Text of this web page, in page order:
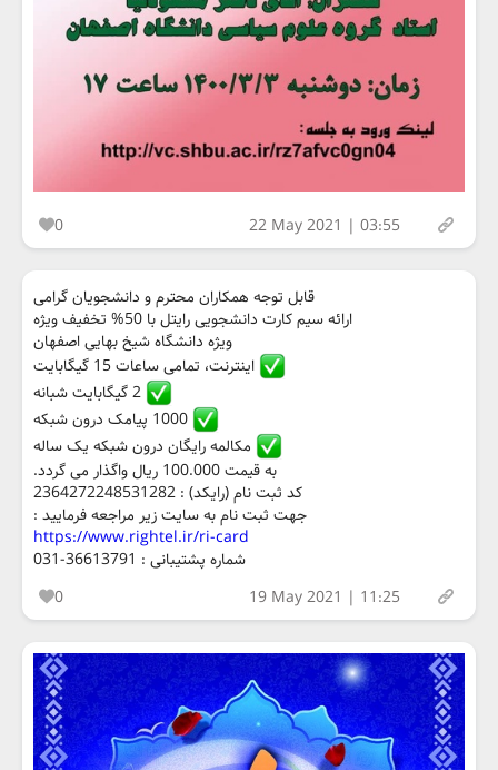
0 22 May 2021 | 03:55
قابل توجه همکاران محترم و دانشجویان گرامی
ارائه سیم کارت دانشجویی رایتل با 50% تخفیف ویژه
ویژه دانشگاه شیخ بهایی اصفهان
اینترنت، تمامی ساعات 15 گیگابایت
مکالمه رایگان درون شبکه یک ساله
به قیمت 100.000 ریال واگذار می گردد.
کد ثبت نام (رایکد) : 2364272248531282
جهت ثبت نام به سایت زیر مراجعه فرمایید :
https://www.rightel.ir/ri-card
شماره پشتیبانی : 36613791-031
0
19 May 2021 | 11:25